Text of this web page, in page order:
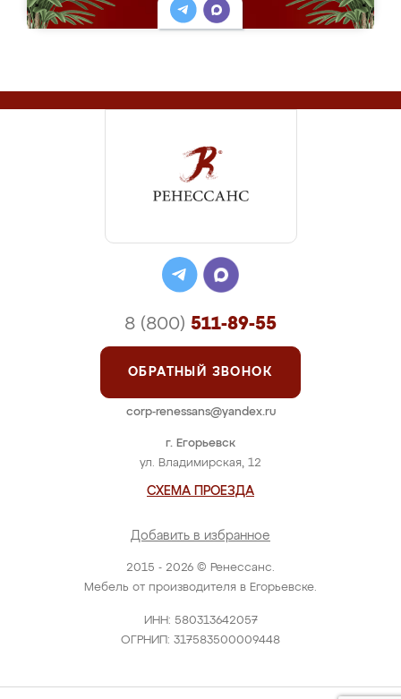
2015 - 2026 © Ренессанс.
Мебель от производителя в Егорьевске.
ИНН: 580313642057
ОГРНИП: 317583500009448
г. Егорьевск
ул. Владимирская, 12
СХЕМА ПРОЕЗДА
Добавить в избранное
8 (800) 511-89-55
ОБРАТНЫЙ ЗВОНОК
corp-renessans@yandex.ru